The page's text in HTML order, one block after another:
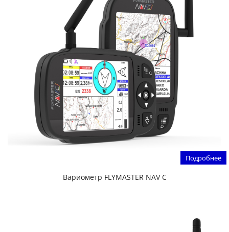
Подробнее
Вариометр FLYMASTER NAV C